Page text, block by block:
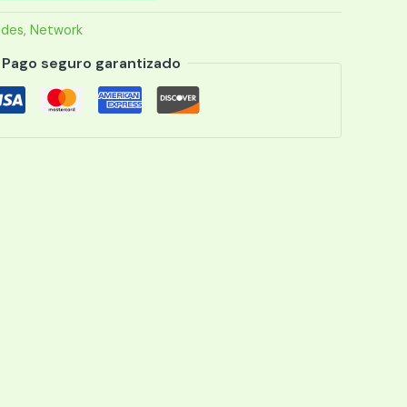
, Network
Pago seguro garantizado